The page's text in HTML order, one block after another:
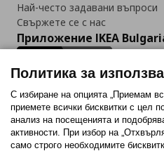
Най-често задавани въпроси
Свържете се с нас
Приложение IKEA
Последвайте ни:
FacebookTwitterYoutubePinterest
Политика за
С избиране на опцията „Приемам
приемете всички бисквитки с цел
анализ на посещенията и
активности. При избор на
само строго необходимитe